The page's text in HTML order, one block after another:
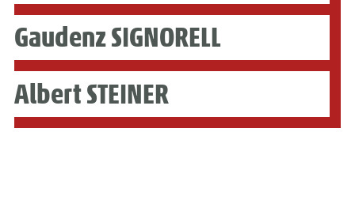
Gaudenz SIGNORELL
Albert STEINER